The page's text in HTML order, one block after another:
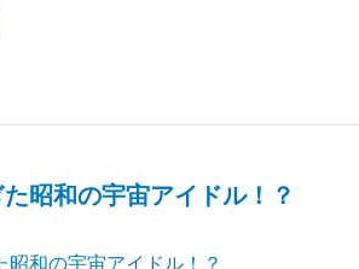
昭和の宇宙アイドル！？